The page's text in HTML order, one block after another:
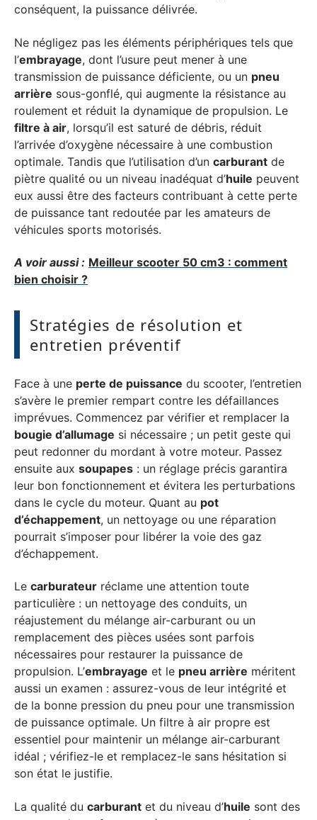
conséquent, la puissance délivrée.
Ne négligez pas les éléments périphériques tels que
l’embrayage, dont l’usure peut mener à une
transmission de puissance déficiente, ou un pneu
arrière sous-gonflé, qui augmente la résistance au
roulement et réduit la dynamique de propulsion. Le
filtre à air, lorsqu’il est saturé de débris, réduit
l’arrivée d’oxygène nécessaire à une combustion
optimale. Tandis que l’utilisation d’un carburant de
piètre qualité ou un niveau inadéquat d’huile peuvent
eux aussi être des facteurs contribuant à cette perte
de puissance tant redoutée par les amateurs de
véhicules sports motorisés.
A voir aussi : Meilleur scooter 50 cm3 : comment
bien choisir ?
Stratégies de résolution et
entretien préventif
Face à une perte de puissance du scooter, l’entretien
s’avère le premier rempart contre les défaillances
imprévues. Commencez par vérifier et remplacer la
bougie d’allumage si nécessaire ; un petit geste qui
peut redonner du mordant à votre moteur. Passez
ensuite aux soupapes : un réglage précis garantira
leur bon fonctionnement et évitera les perturbations
dans le cycle du moteur. Quant au pot
d’échappement, un nettoyage ou une réparation
pourrait s’imposer pour libérer la voie des gaz
d’échappement.
Le carburateur réclame une attention toute
particulière : un nettoyage des conduits, un
réajustement du mélange air-carburant ou un
remplacement des pièces usées sont parfois
nécessaires pour restaurer la puissance de
propulsion. L’embrayage et le pneu arrière méritent
aussi un examen : assurez-vous de leur intégrité et
de la bonne pression du pneu pour une transmission
de puissance optimale. Un filtre à air propre est
essentiel pour maintenir un mélange air-carburant
idéal ; vérifiez-le et remplacez-le sans hésitation si
son état le justifie.
La qualité du carburant et du niveau d’huile sont des